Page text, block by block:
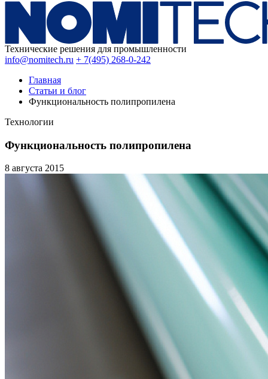
Технические решения для промышленности
info@nomitech.ru + 7(495) 268-0-242
Главная
Статьи и блог
Функциональность полипропилена
Технологии
Функциональность полипропилена
8 августа 2015